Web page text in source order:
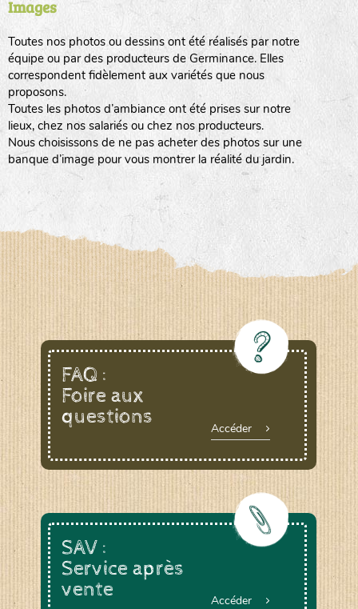
www.laboiteagraines.com
L’AUBEPIN (PDO)
www.aubepin.fr
LE BIAU GERME (LBG)
www.biaugerme.com
SATIVA RHEINAU (SAD)
www.sativa-
rheinau.ch
SEMAILLES (SEM)
www.semaille.com
Images
Toutes nos photos ou dessins ont été réalisés par notre
équipe ou par des producteurs de Germinance. Elles
correspondent fidèlement aux variétés que nous
proposons.
Toutes les photos d’ambiance ont été prises sur notre
lieux, chez nos salariés ou chez nos producteurs.
Nous choisissons de ne pas acheter des photos sur une
banque d’image pour vous montrer la réalité du jardin.
FAQ :
Foire aux
questions
Accéder
SAV :
Service après
vente
Accéder